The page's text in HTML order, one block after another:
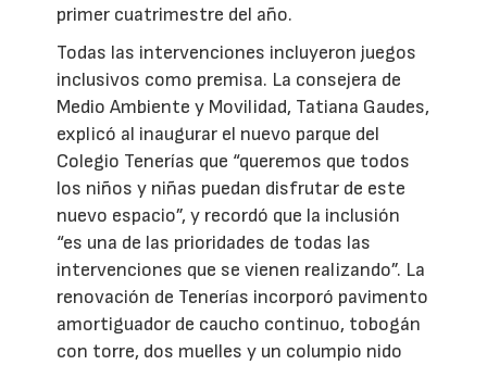
primer cuatrimestre del año.
Todas las intervenciones incluyeron juegos
inclusivos como premisa. La consejera de
Medio Ambiente y Movilidad, Tatiana Gaudes,
explicó al inaugurar el nuevo parque del
Colegio Tenerías que “queremos que todos
los niños y niñas puedan disfrutar de este
nuevo espacio”, y recordó que la inclusión
“es una de las prioridades de todas las
intervenciones que se vienen realizando”. La
renovación de Tenerías incorporó pavimento
amortiguador de caucho continuo, tobogán
con torre, dos muelles y un columpio nido